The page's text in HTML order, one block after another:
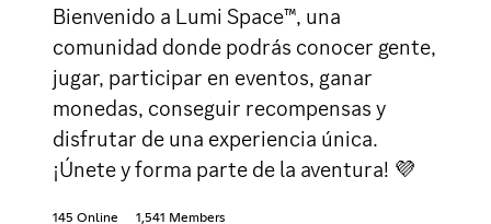
Bienvenido a Lumi Space™, una
comunidad donde podrás conocer gente,
jugar, participar en eventos, ganar
monedas, conseguir recompensas y
disfrutar de una experiencia única.
¡Únete y forma parte de la aventura! 💜
145 Online 1,541 Members